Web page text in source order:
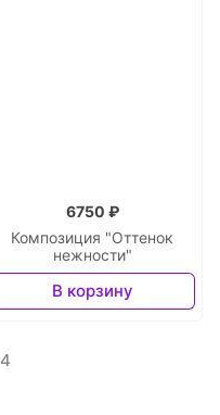
Композиция "Оттенок
нежности"
6750 ₽
В корзину
4